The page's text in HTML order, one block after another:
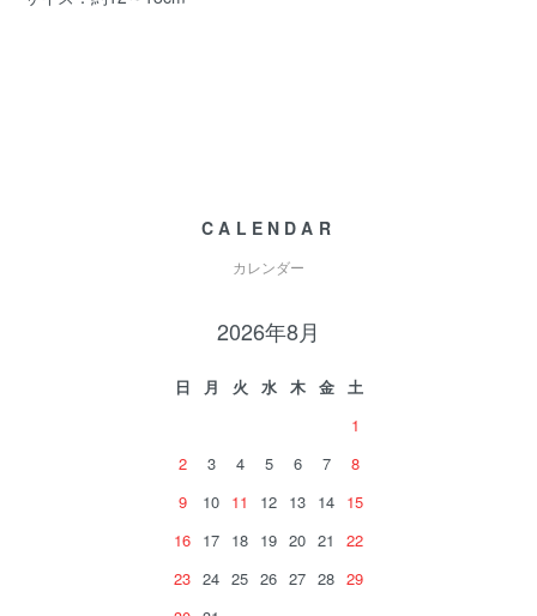
CALENDAR
カレンダー
2026年8月
日 月 火 水 木 金
土
1
2
3 4 5 6 7
8
9
10 11 12 13 14 15
16 17 18 19 20 21
22
23 24 25 26 27 28 29